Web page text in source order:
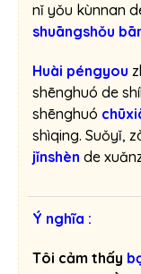
nǐ yǒu kùnnan
shuāngshǒu
Huài péngyou
shēnghuó de
shēnghuó
shìqing. Suǒyǐ,
jǐnshèn de
Ý nghĩa :
Tôi cảm thấy